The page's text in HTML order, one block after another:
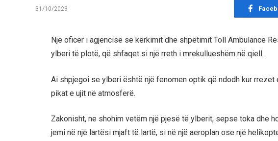
31/10/2023
Një oficer i agjencisë së kërkimit dhe shpëtimit Toll Ambulance
ylberi të plotë, që shfaqet si një rreth i mrekullueshëm në qiell.
Ai shpjegoi se ylberi është një fenomen optik që ndodh kur
pikat e ujit në atmosferë.
Zakonisht, ne shohim vetëm një pjesë të ylberit, sepse toka dhe
jemi në një lartësi mjaft të lartë, si në një aeroplan ose një